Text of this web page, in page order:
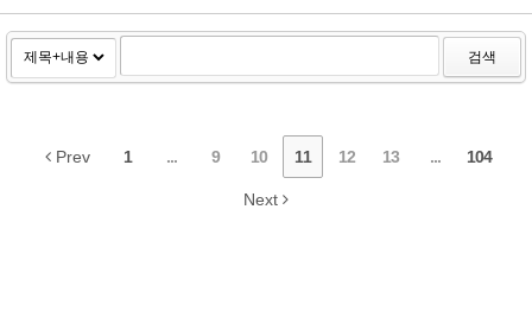
검색
Prev 1 ... 9 10 11 12 13 ... 104
Next